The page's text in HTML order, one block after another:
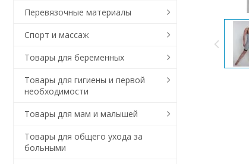
Перевязочные материалы
Спорт и массаж
Товары для беременных
Товары для гигиены и первой
необходимости
Товары для мам и малышей
Товары для общего ухода за
больными